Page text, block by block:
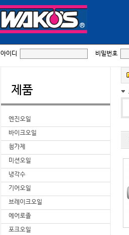
아이디 비밀번호
제품
엔진오일
바이크오일
첨가제
미션오일
냉각수
기어오일
브레이크오일
에어로졸
포크오일